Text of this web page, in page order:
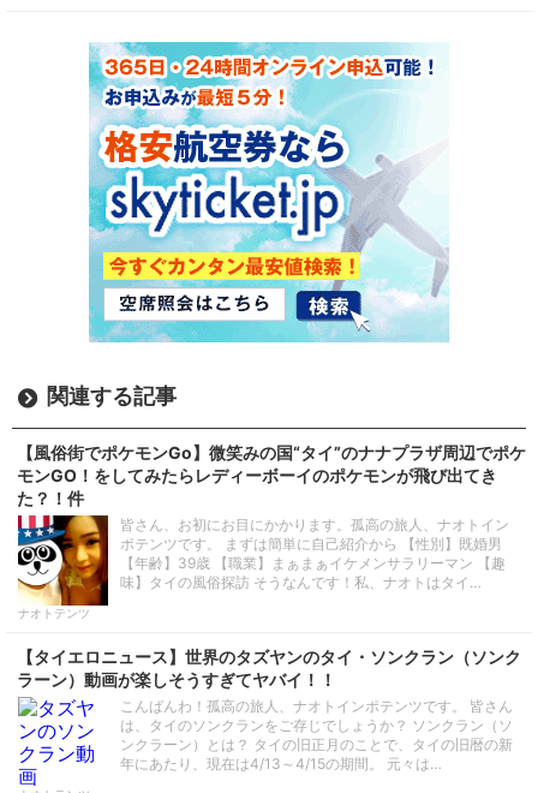
関連する記事
【風俗街でポケモンGo】微笑みの国“タイ”のナナプラザ周辺でポケ
モンGO！をしてみたらレディーボーイのポケモンが飛び出てき
た？！件
皆さん、お初にお目にかかります。孤高の旅人、ナオトイン
ポテンツです。 まずは簡単に自己紹介から 【性別】既婚男
【年齢】39歳 【職業】まぁまぁイケメンサラリーマン 【趣
味】タイの風俗探訪 そうなんです！私、ナオトはタイ…
ナオトテンツ
【タイエロニュース】世界のタズヤンのタイ・ソンクラン（ソンク
ラーン）動画が楽しそうすぎてヤバイ！！
こんばんわ！孤高の旅人、ナオトインポテンツです。 皆さん
は、タイのソンクランをご存じでしょうか？ ソンクラン（ソ
ンクラーン）とは？ タイの旧正月のことで、タイの旧暦の新
年にあたり、現在は4/13～4/15の期間。 元々は…